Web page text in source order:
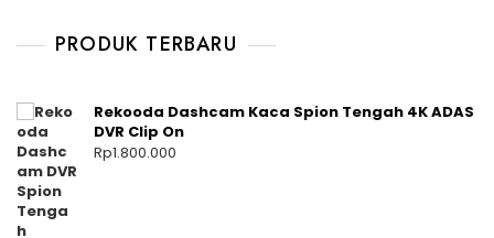
PRODUK TERBARU
Rekooda Dashcam Kaca Spion Tengah 4K ADAS
DVR Clip On
Rp1.800.000